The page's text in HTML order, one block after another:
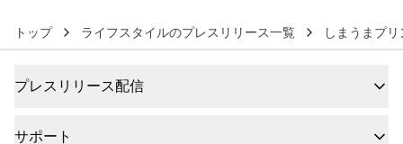
トップ ライフスタイルのプレスリリース一覧 しまうまプ
プレスリリース配信
サポート